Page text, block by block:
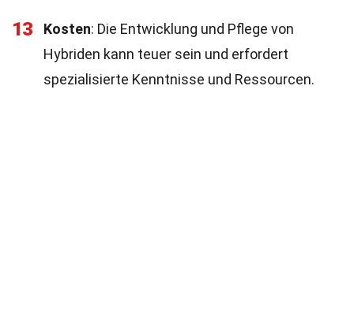
13 Kosten: Die Entwicklung und Pflege von
Hybriden kann teuer sein und erfordert
spezialisierte Kenntnisse und Ressourcen.